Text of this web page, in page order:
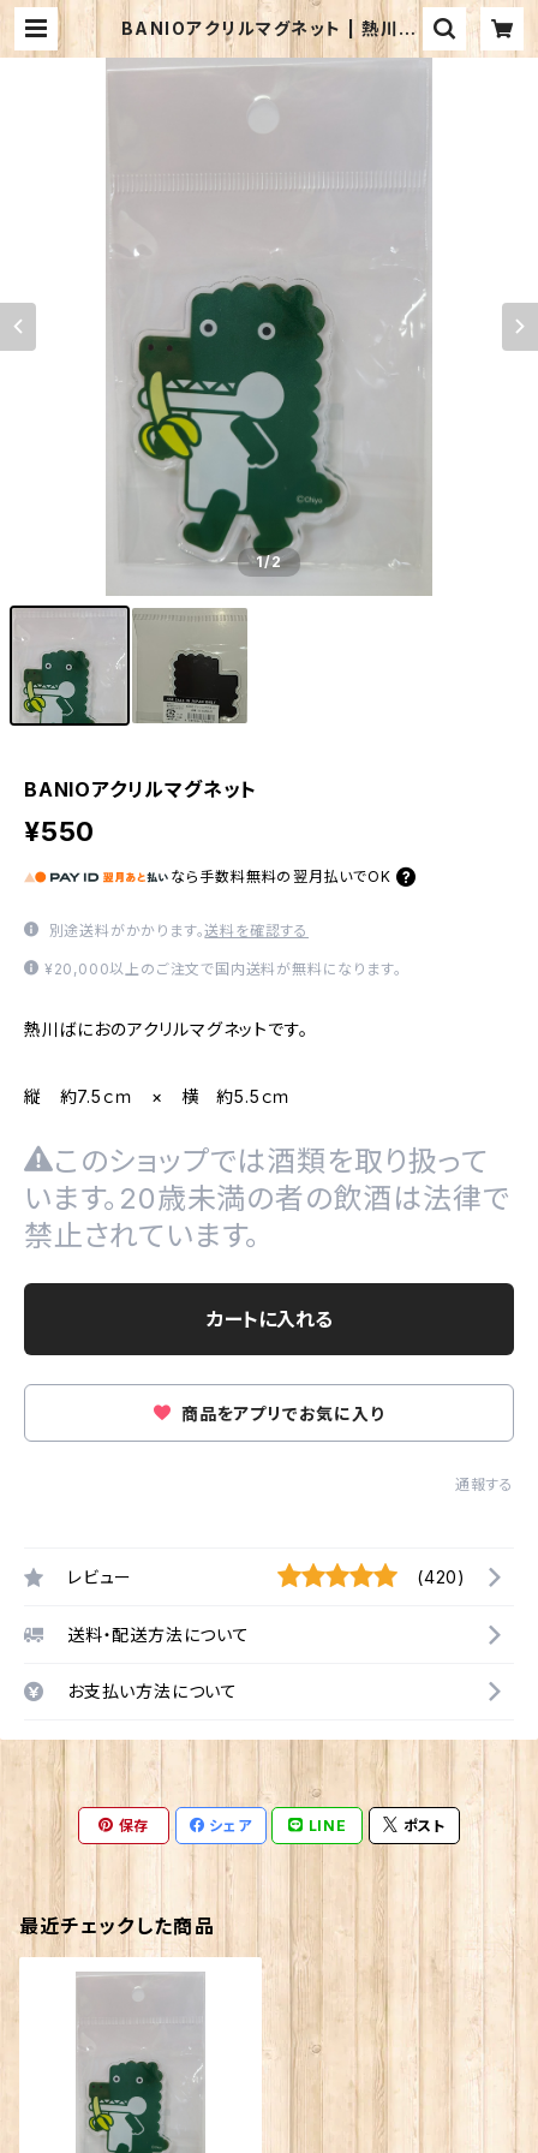
BANIOアクリルマグネット | 熱川バ
ナナワニ園 売店
1/2
BANIOアクリルマグネット
¥550
なら 手数料無料の 翌月払いでOK
別途送料がかかります。送料を確認する
¥20,000以上のご注文で国内送料が無料になります。
熱川ばにおのアクリルマグネットです。
縦 約7.5ｃｍ × 横 約5.5ｃｍ
このショップでは酒類を取り扱って
います。20歳未満の者の飲酒は法律で
禁止されています。
カートに入れる
商品をアプリでお気に入り
通報する
レビュー (420)
送料・配送方法について
お支払い方法について
保存 シェア LINE ポスト
最近チェックした商品